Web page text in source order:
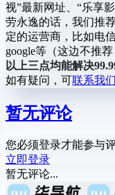
视”最新网址、“乐享
劳永逸的话，我们推
定的运营商，比如电
google等（这边不推
以上三点均能解决
如有疑问，可联系我们
暂无评论
您必须登录才能参与评
立即登录
暂无评论...